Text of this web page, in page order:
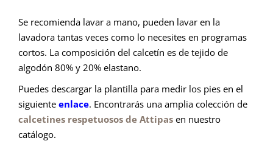
Se recomienda lavar a mano, pueden lavar en la
lavadora tantas veces como lo necesites en programas
cortos. La composición del calcetín es de tejido de
algodón 80% y 20% elastano.
Puedes descargar la plantilla para medir los pies en el
siguiente enlace. Encontrarás una amplia colección de
calcetines respetuosos de Attipas en nuestro
catálogo.